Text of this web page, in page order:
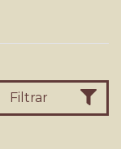
Filtrar